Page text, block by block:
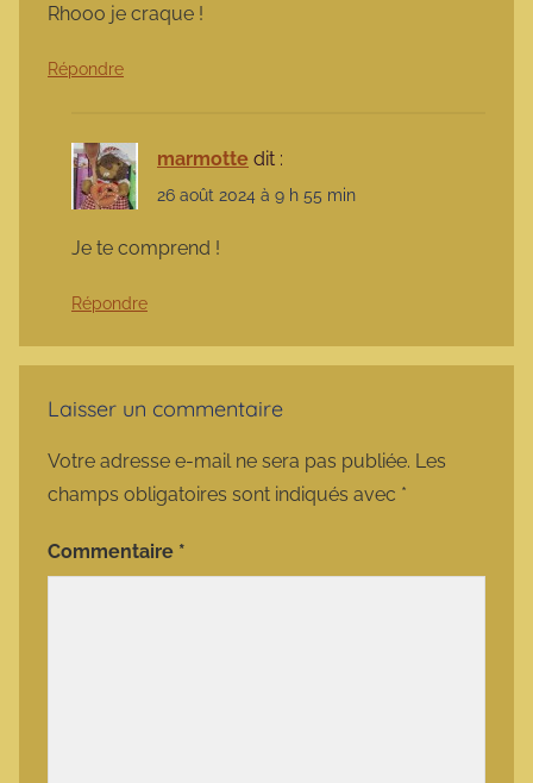
Rhooo je craque !
Répondre
marmotte dit :
26 août 2024 à 9 h 55 min
Je te comprend !
Répondre
Laisser un commentaire
Votre adresse e-mail ne sera pas publiée. Les
champs obligatoires sont indiqués avec *
Commentaire *